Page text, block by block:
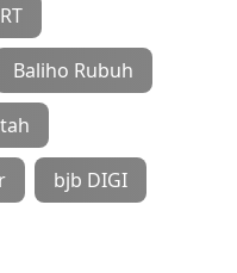
Baliho Rubuh
bjb DIGI